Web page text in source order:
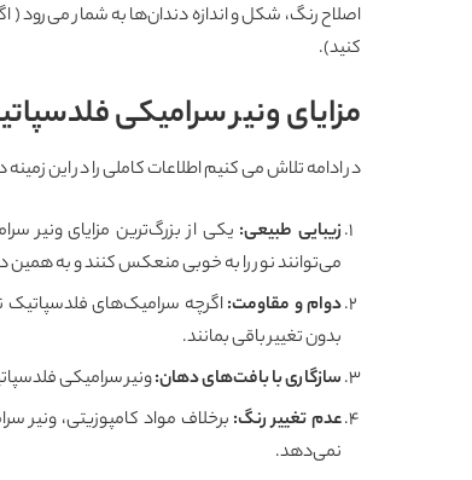
اصلاح رنگ، شکل و اندازه دندان‌ها به شمار می‌رود (
کنید).
مزایای ونیر سرامیکی
در ادامه تلاش می کنیم اطلاعات کاملی را در این زمینه
زیبایی طبیعی: یکی از بزرگ‌ترین مزایای ونیر
می‌توانند نور را به خوبی منعکس کنند و به همین
دوام و مقاومت:اگرچه سرامیک‌های فلدسپاتیک
بدون تغییر باقی بمانند.
سازگاری با بافت‌های دهان:ونیر سرامیکی
عدم تغییر رنگ: برخلاف مواد کامپوزیتی، ونیر
نمی‌دهد.